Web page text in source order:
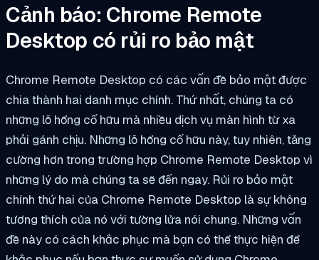
Cảnh báo: Chrome Remote
Desktop có rủi ro bảo mật
Chrome Remote Desktop có các vấn đề bảo mật được
chia thành hai danh mục chính. Thứ nhất, chúng ta có
những lỗ hổng cố hữu mà nhiều dịch vụ màn hình từ xa
phải gánh chịu. Những lỗ hổng cố hữu này, tuy nhiên, tăng
cường hơn trong trường hợp Chrome Remote Desktop vì
những lý do mà chúng ta sẽ đến ngay. Rủi ro bảo mật
chính thứ hai của Chrome Remote Desktop là sự không
tương thích của nó với tường lửa nói chung. Những vấn
đề này có cách khắc phục mà bạn có thể thực hiện để